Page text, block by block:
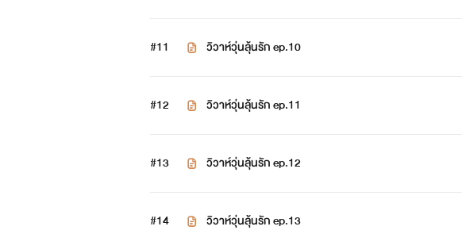
หญิงสาวที่หมายปองพอล
#11 วิวาห์วุ่นลุ้นรัก ep.10
#12 วิวาห์วุ่นลุ้นรัก ep.11
#13 วิวาห์วุ่นลุ้นรัก ep.12
#14 วิวาห์วุ่นลุ้นรัก ep.13